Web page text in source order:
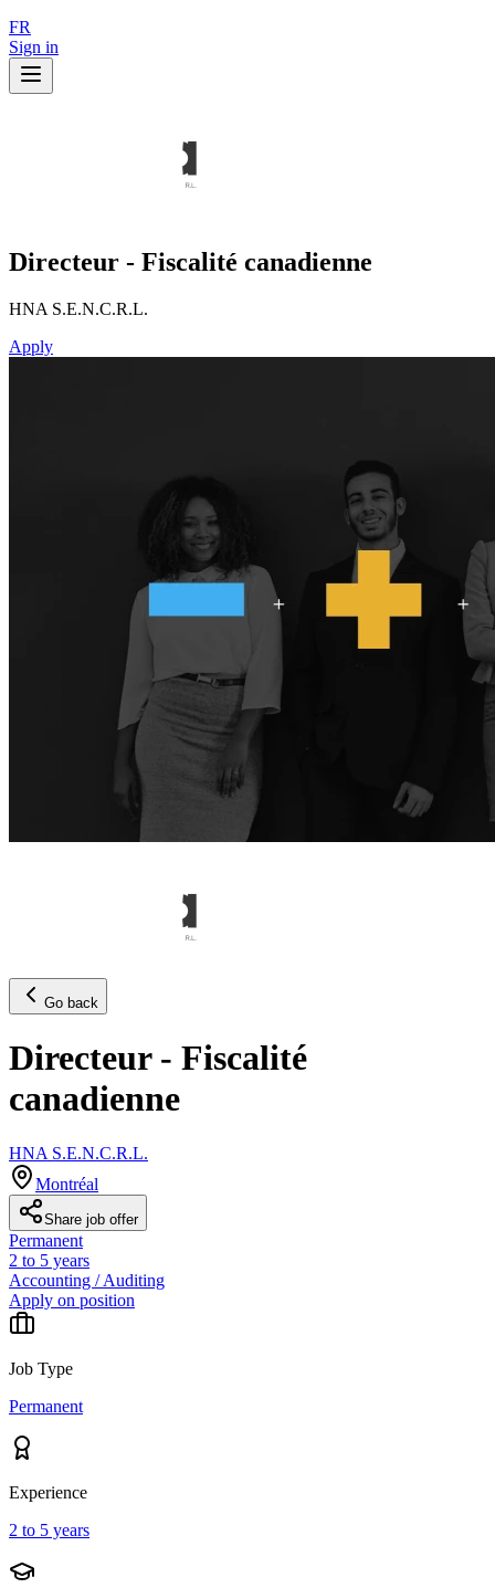
FR
Sign in
Directeur - Fiscalité canadienne
HNA S.E.N.C.R.L.
Apply
Go back
Directeur - Fiscalité
canadienne
HNA S.E.N.C.R.L.
Montréal
Share job offer
Permanent
2 to 5 years
Accounting / Auditing
Apply on position
Job Type
Permanent
Experience
2 to 5 years